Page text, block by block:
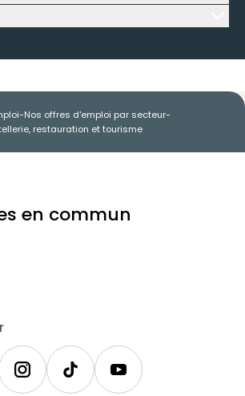
-Nos offres d'emploi par secteur-
restauration et tourisme
en commun
InstagramTikTok Youtube